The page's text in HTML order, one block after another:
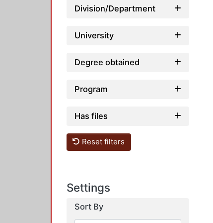
Division/Department
University
Degree obtained
Program
Has files
Reset filters
Settings
Sort By